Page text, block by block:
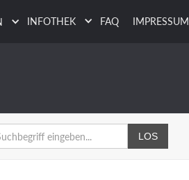
INFOTHEK FAQ IMPRESSUM